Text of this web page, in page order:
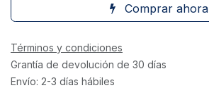
Comprar ahora
Términos y condiciones
Grantía de devolución de 30 días
Envío: 2-3 días hábiles